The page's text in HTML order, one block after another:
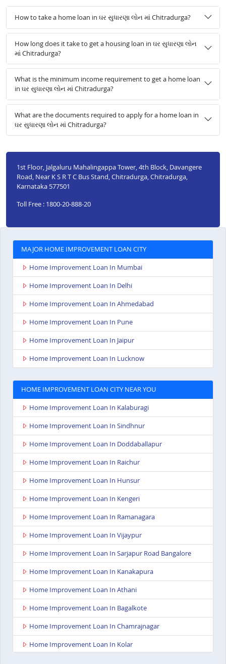
How to take a home loan in ઘર સુધારણા લોન માં Chitradurga?
How long does it take to get a housing loan in ઘર સુધારણા લોન
માં Chitradurga?
What is the minimum income requirement to get a home loan
in ઘર સુધારણા લોન માં Chitradurga?
What are the documents required to apply for a home loan in
ઘર સુધારણા લોન માં Chitradurga?
1st Floor, Jalgaluru Mahalingappa Tower, 4th Block, Davangere
Road, Near K S R T C Bus Stand, Chitradurga, Chitradurga,
Karnataka 577501
Toll Free : 1800-20-888-20
MAJOR HOME IMPROVEMENT LOAN CITY
Home Improvement Loan In Mumbai
Home Improvement Loan In Delhi
Home Improvement Loan In Ahmedabad
Home Improvement Loan In Pune
Home Improvement Loan In Jaipur
Home Improvement Loan In Lucknow
HOME IMPROVEMENT LOAN CITY NEAR YOU
Home Improvement Loan In Kalaburagi
Home Improvement Loan In Sindhnur
Home Improvement Loan In Doddaballapur
Home Improvement Loan In Raichur
Home Improvement Loan In Hunsur
Home Improvement Loan In Kengeri
Home Improvement Loan In Ramanagara
Home Improvement Loan In Vijaypur
Home Improvement Loan In Sarjapur Road Bangalore
Home Improvement Loan In Kanakapura
Home Improvement Loan In Athani
Home Improvement Loan In Bagalkote
Home Improvement Loan In Chamrajnagar
Home Improvement Loan In Kolar